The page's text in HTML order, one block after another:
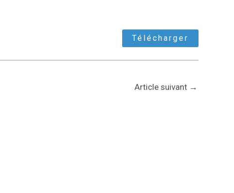
Télécharger
Article suivant →